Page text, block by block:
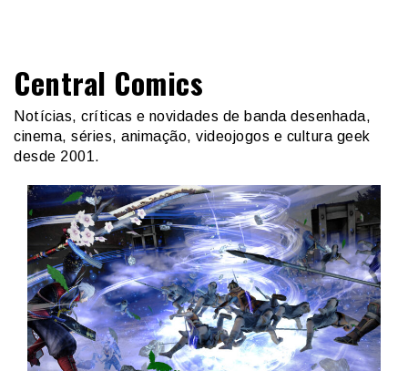
Central Comics
Notícias, críticas e novidades de banda desenhada,
cinema, séries, animação, videojogos e cultura geek
desde 2001.